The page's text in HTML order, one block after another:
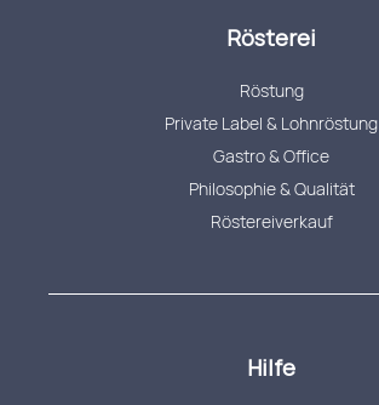
Rösterei
Röstung
Private Label & Lohnröstung
Gastro & Office
Philosophie & Qualität
Röstereiverkauf
Hilfe